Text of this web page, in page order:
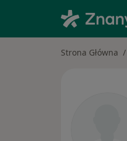
Strona Główna